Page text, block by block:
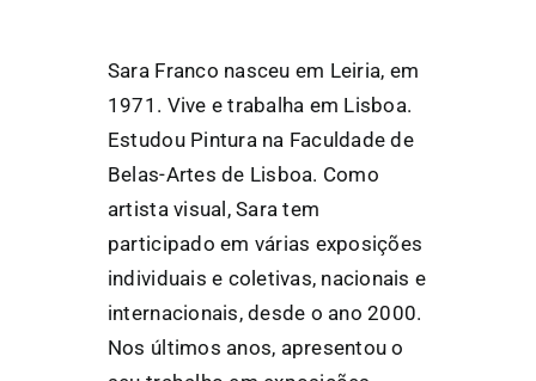
Sara Franco nasceu em Leiria, em
1971. Vive e trabalha em Lisboa.
Estudou Pintura na Faculdade de
Belas-Artes de Lisboa. Como
artista visual, Sara tem
participado em várias exposições
individuais e coletivas, nacionais e
internacionais, desde o ano 2000.
Nos últimos anos, apresentou o